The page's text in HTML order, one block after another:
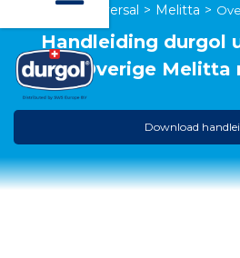
durgol universal > Melitta >
Handleiding durgol
Overige Melitta
Download